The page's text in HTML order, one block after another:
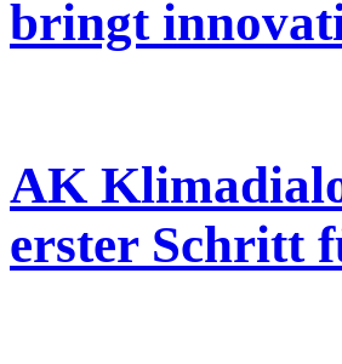
bringt
AK
erster Schritt